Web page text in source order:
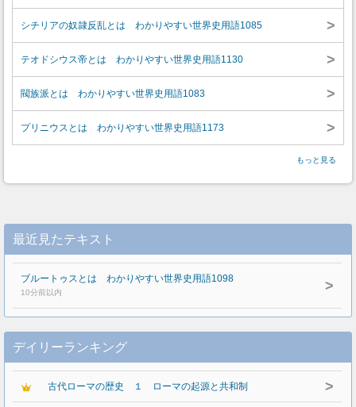
シチリアの奴隷反乱とは わかりやすい世界史用語1085 >
テオドシウス帝とは わかりやすい世界史用語1130 >
閥族派とは わかりやすい世界史用語1083 >
プリニウスとは わかりやすい世界史用語1173 >
もっと見る
最近見たテキスト
ブルートゥスとは わかりやすい世界史用語1098
10分前以内 >
デイリーランキング
古代ローマの歴史 １ ローマの起源と共和制 >